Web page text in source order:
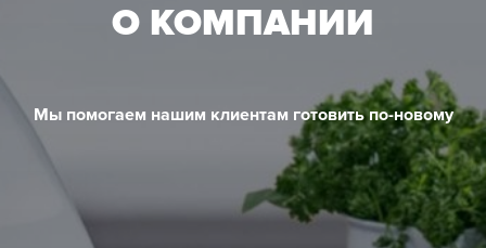
О КОМПАНИИ
Мы помогаем нашим клиентам готовить по-новому